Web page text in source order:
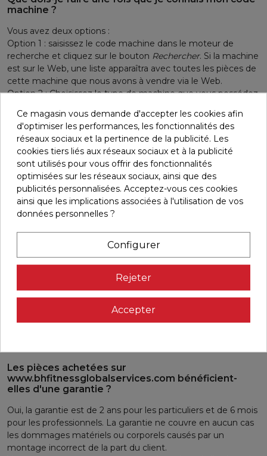
machine ?
Vous avez deux options :
Option 1 : saisissez le code machine dans le moteur de
recherche et cliquez sur le bouton Rechercher. Si la machine
est sur le Web, une liste apparaîtra avec toutes les pièces de
cette machine que nous avons à vendre via le Web.
Option 2 : Choisissez le type de machine que vous possédez
machine dans la liste déroulante. Si votre machine est sur le
site Web, une liste de toutes les pièces pour cette machine
que nous avons à vendre sur le site Web apparaîtra.
Si votre machine n'apparaît pas sur le site Web ou si la pièce
dont vous avez besoin ne figure pas dans la liste, rendez-
vous dans le magasin où vous avez acheté la machine ou
contactez le service après-vente à
repuestos@bhfitness.comet ils vous conseilleront.
Vous pouvez vous rendre au magasin où vous avez acheté
la machine ou dans un magasin qui vend la marque BH, et
ils vous aideront. Dans la sectionOù acheter
de BHwww.bhfitness.com, vous pouvez vérifier quel
magasin est le plus proche de chez vous.
Si vous avez des questions, veuillez contacter le service
Les pièces achetées sur
www.bhfitnessglobalservices.com bénéficient-
elles d'une garantie ?
Oui, la garantie est de 2 ans pour les particuliers et de 6 mois
pour les professionnels. La garantie ne couvre en aucun cas
les dommages matériels ou corporels causés par un
montage incorrect de la part du client.
Ce magasin vous demande d'accepter les cookies afin
d'optimiser les performances, les fonctionnalités des
réseaux sociaux et la pertinence de la publicité. Les
cookies tiers liés aux réseaux sociaux et à la publicité
sont utilisés pour vous offrir des fonctionnalités
optimisées sur les réseaux sociaux, ainsi que des
publicités personnalisées. Acceptez-vous ces cookies
ainsi que les implications associées à l'utilisation de vos
données personnelles ?
Configurer
Rejeter
Accepter